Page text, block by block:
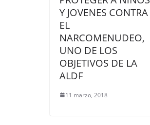
Y JOVENES CONTRA
EL
NARCOMENUDEO,
UNO DE LOS
OBJETIVOS DE LA
ALDF
11 marzo, 2018